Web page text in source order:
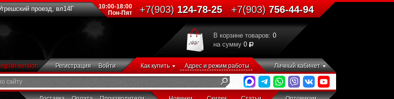
проезд, вл14Г
10:00-18:00
Пон-Пят
+7(903)124-78-25 +7(903)756-44-94
В корзине товаров: 0
на сумму 0
version Регистрация Войти Как купить Адрес и режим работы Личный кабинет